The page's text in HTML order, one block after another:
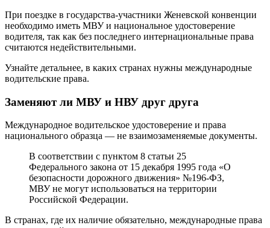
При поездке в государства-участники Женевской конвенции
необходимо иметь МВУ и национальное удостоверение
водителя, так как без последнего интернациональные права
считаются недействительными.
Узнайте детальнее, в каких странах нужны международные
водительские права.
Заменяют ли МВУ и НВУ друг друга
Международное водительское удостоверение и права
национального образца — не взаимозаменяемые документы.
В соответствии с пунктом 8 статьи 25
Федерального закона от 15 декабря 1995 года «О
безопасности дорожного движения» №196-ФЗ,
МВУ не могут использоваться на территории
Российской Федерации.
В странах, где их наличие обязательно, международные права